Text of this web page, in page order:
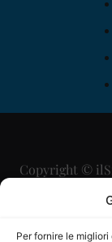
Per fornire le
Copyright ©